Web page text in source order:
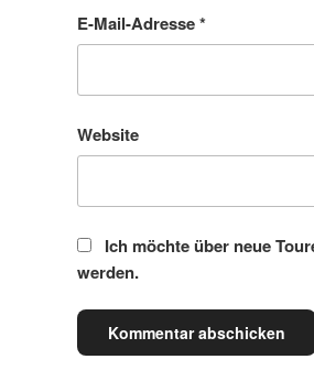
E-Mail-Adresse*
Website
Ich möchte über neue
werden.